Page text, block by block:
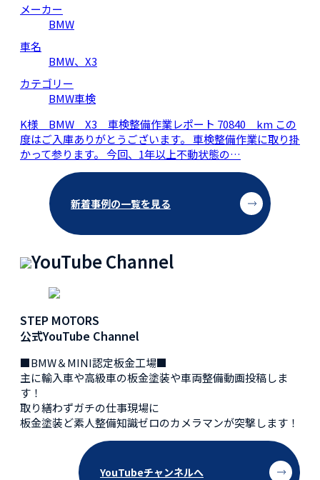
メーカー
BMW
車名
BMW、X3
カテゴリー
BMW車検
K様 BMW X3 車検整備作業レポート 70840 km この
度はご入庫ありがとうございます。 車検整備作業に取り掛
かって参ります。 今回、1年以上不動状態の…
新着事例の一覧を見る
YouTube Channel
STEP MOTORS
公式YouTube Channel
■BMW＆MINI認定板金工場■
主に輸入車や高級車の板金塗装や車両整備動画投稿しま
す！
取り繕わずガチの仕事現場に
板金塗装ど素人整備知識ゼロのカメラマンが突撃します！
YouTubeチャンネルへ